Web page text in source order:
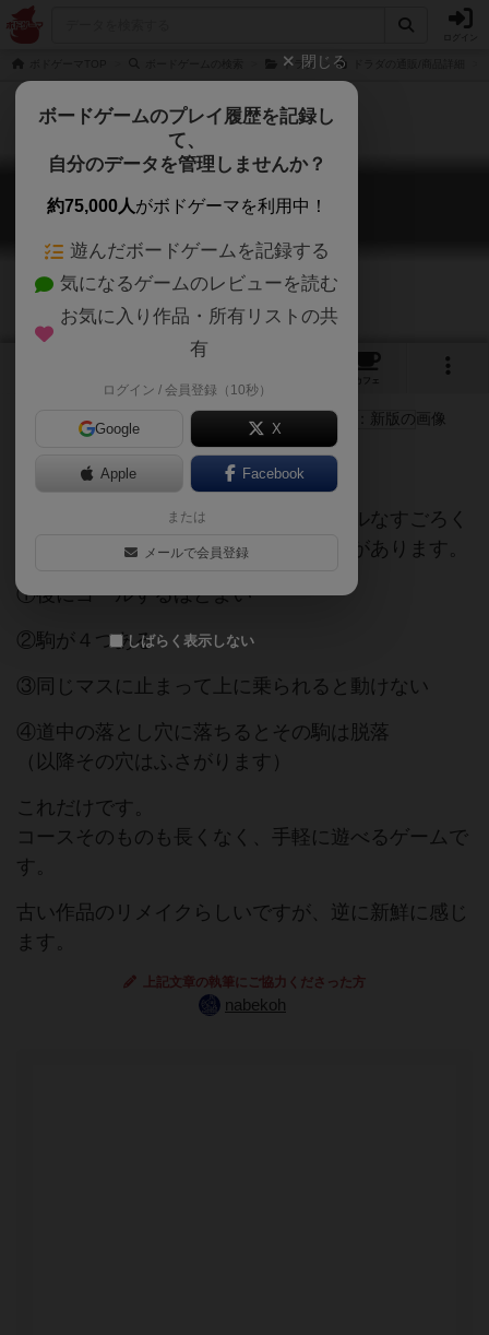
ドラダ
ドラダ：新版
DORADA: New edition
カフェ
古いけど新しい！進化系すごろく
サイコロを転がして駒を進めるシンプルなすごろく
ですが、一般的なすごろくとは違う点があります。
①後にゴールするほどよい
②駒が４つある
③同じマスに止まって上に乗られると動けない
④道中の落とし穴に落ちるとその駒は脱落
（以降その穴はふさがります）
これだけです。
コースそのものも長くなく、手軽に遊べるゲームで
す。
古い作品のリメイクらしいですが、逆に新鮮に感じ
ます。
上記文章の執筆にご協力くださった方
nabekoh
閉じる
ボードゲームのプレイ履歴を記録し
て、
自分のデータを管理しませんか？
約75,000人がボドゲーマを利用中！
遊んだボードゲームを記録する
気になるゲームのレビューを読む
お気に入り作品・所有リストの共
有
ログイン / 会員登録（10秒）
Google X
Apple Facebook
または
メールで会員登録
しばらく表示しない